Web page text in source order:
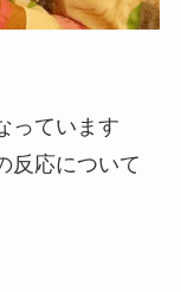
っています
反応について